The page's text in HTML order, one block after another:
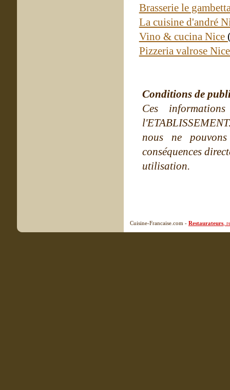
Brasserie le
La cuisine d'andré
Vino & cucina Nice
Pizzeria valrose
Conditions de
Ces
nous ne
conséquences
utilisation.
Cuisine-Francaise.com - Restaurateurs ,